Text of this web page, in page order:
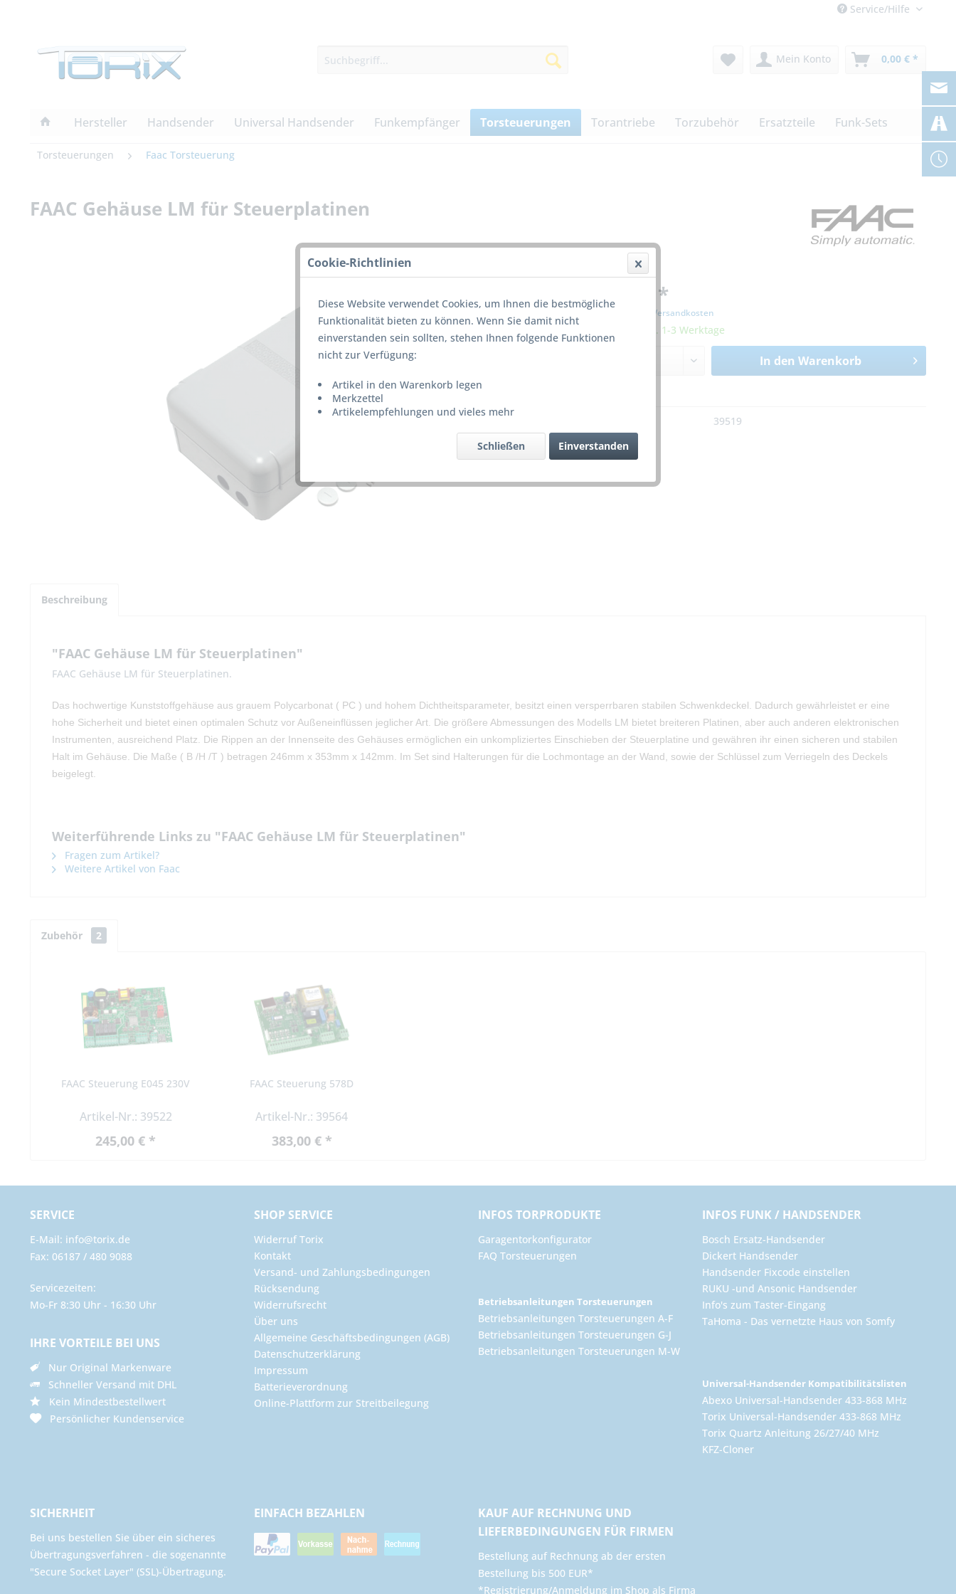
Service/Hilfe
Mein Konto 0,00 € *
Hersteller Handsender Universal Handsender Funkempfänger Torsteuerungen Torantriebe Torzubehör Ersatzteile Funk-Sets
Torsteuerungen Faac Torsteuerung
FAAC Gehäuse LM für Steuerplatinen
74,00 € *
inkl. MwSt. zzgl. Versandkosten
Lieferzeit ca. 1-3 Werktage
In den Warenkorb
39519
Beschreibung
"FAAC Gehäuse LM für Steuerplatinen"
FAAC Gehäuse LM für Steuerplatinen.
Das hochwertige Kunststoffgehäuse aus grauem Polycarbonat ( PC ) und hohem Dichtheitsparameter, besitzt einen versperrbaren stabilen Schwenkdeckel. Dadurch gewährleistet er eine
hohe Sicherheit und bietet einen optimalen Schutz vor Außeneinflüssen jeglicher Art. Die größere Abmessungen des Modells LM bietet breiteren Platinen, aber auch anderen elektronischen
Instrumenten, ausreichend Platz. Die Rippen an der Innenseite des Gehäuses ermöglichen ein unkompliziertes Einschieben der Steuerplatine und gewähren ihr einen sicheren und stabilen
Halt im Gehäuse. Die Maße ( B /H /T ) betragen 246mm x 353mm x 142mm. Im Set sind Halterungen für die Lochmontage an der Wand, sowie der Schlüssel zum Verriegeln des Deckels
beigelegt.
Weiterführende Links zu "FAAC Gehäuse LM für Steuerplatinen"
Fragen zum Artikel?
Weitere Artikel von Faac
Zubehör 2
FAAC Steuerung E045 230V
Artikel-Nr.: 39522
245,00 € *
FAAC Steuerung 578D
Artikel-Nr.: 39564
383,00 € *
SERVICE
E-Mail: info@torix.de
Fax: 06187 / 480 9088
Servicezeiten:
Mo-Fr 8:30 Uhr - 16:30 Uhr
IHRE VORTEILE BEI UNS
Nur Original Markenware
Schneller Versand mit DHL
Kein Mindestbestellwert
Persönlicher Kundenservice
SHOP SERVICE
Widerruf Torix
Kontakt
Versand- und Zahlungsbedingungen
Rücksendung
Widerrufsrecht
Über uns
Allgemeine Geschäftsbedingungen (AGB)
Datenschutzerklärung
Impressum
Batterieverordnung
Online-Plattform zur Streitbeilegung
INFOS TORPRODUKTE
Garagentorkonfigurator
FAQ Torsteuerungen
Betriebsanleitungen Torsteuerungen
Betriebsanleitungen Torsteuerungen A-F
Betriebsanleitungen Torsteuerungen G-J
Betriebsanleitungen Torsteuerungen M-W
INFOS FUNK / HANDSENDER
Bosch Ersatz-Handsender
Dickert Handsender
Handsender Fixcode einstellen
RUKU -und Ansonic Handsender
Info's zum Taster-Eingang
TaHoma - Das vernetzte Haus von Somfy
Universal-Handsender Kompatibilitätslisten
Abexo Universal-Handsender 433-868 MHz
Torix Universal-Handsender 433-868 MHz
Torix Quartz Anleitung 26/27/40 MHz
KFZ-Cloner
SICHERHEIT
Bei uns bestellen Sie über ein sicheres
Übertragungsverfahren - die sogenannte
"Secure Socket Layer" (SSL)-Übertragung.
EINFACH BEZAHLEN
KAUF AUF RECHNUNG UND
LIEFERBEDINGUNGEN FÜR FIRMEN
​Bestellung auf Rechnung ab der ersten
Bestellung bis 500 EUR*
*Registrierung/Anmeldung im Shop als Firma
Cookie-Richtlinien
Diese Website verwendet Cookies, um Ihnen die bestmögliche
Funktionalität bieten zu können. Wenn Sie damit nicht
einverstanden sein sollten, stehen Ihnen folgende Funktionen
nicht zur Verfügung:
Artikel in den Warenkorb legen
Merkzettel
Artikelempfehlungen und vieles mehr
Einverstanden
Schließen